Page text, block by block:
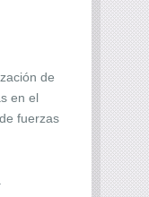
de
en el
fuerzas